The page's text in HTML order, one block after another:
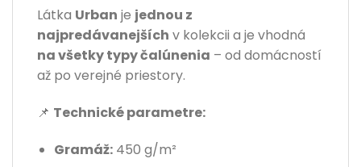
Látka Urban je jednou z
najpredávanejších v kolekcii a je vhodná
na všetky typy čalúnenia – od domácností
až po verejné priestory.
📌 Technické parametre:
Gramáž:450 g/m²